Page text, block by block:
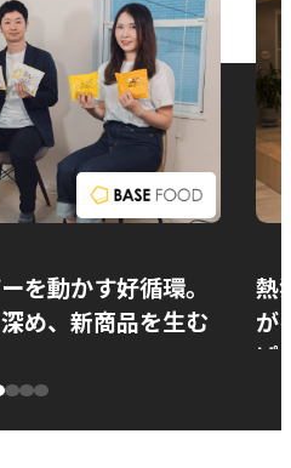
を動かす好循環。
め、新商品を生む
熱
が
ぱ